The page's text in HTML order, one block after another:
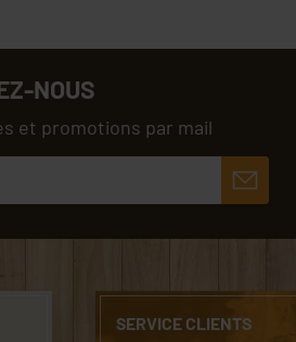
NOUS
et promotions par mail
SERVICE CLIENTS